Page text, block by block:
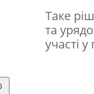
и
т
Таке
та
участі у